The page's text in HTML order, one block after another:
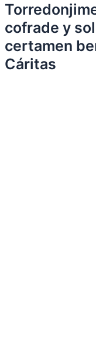
cofrade y
certamen
Cáritas